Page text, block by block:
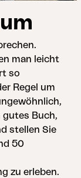
man leicht
so
Regel um
gutes Buch,
stellen Sie
50
zu erleben.